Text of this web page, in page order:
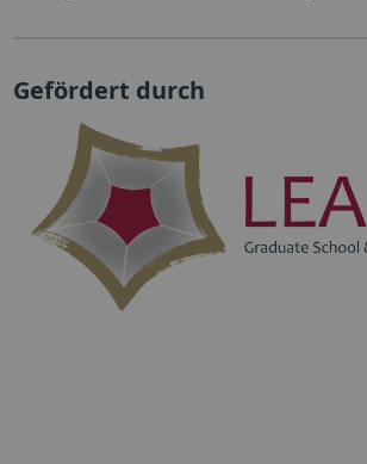
Gefördert durch